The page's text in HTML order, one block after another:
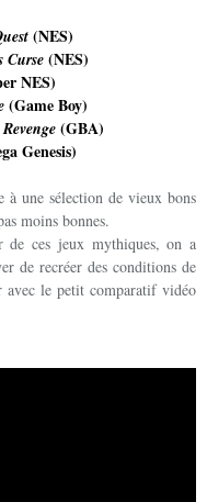
(NES)
Curse (NES)
NES)
(Game Boy)
(GBA)
Genesis)
une sélection de vieux bons
moins bonnes.
de ces jeux mythiques, on a
de recréer des conditions de
avec le petit comparatif vidéo